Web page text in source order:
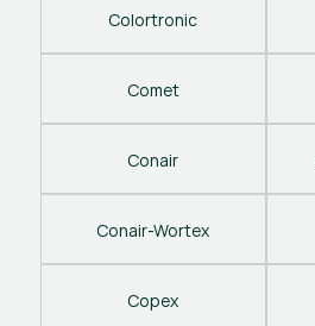
Colortronic
Comet
Conair
Conair-Wortex
Copex